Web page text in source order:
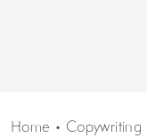
Home • Copywriting